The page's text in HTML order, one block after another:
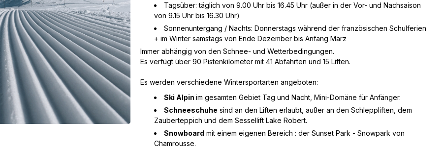
Tagsüber: täglich von 9.00 Uhr bis 16.45 Uhr (außer in der Vor- und Nachsaison
von 9.15 Uhr bis 16.30 Uhr)
Sonnenuntergang / Nachts: Donnerstags während der französischen Schulferien
+ im Winter samstags von Ende Dezember bis Anfang März
Immer abhängig von den Schnee- und Wetterbedingungen.
Es verfügt über 90 Pistenkilometer mit 41 Abfahrten und 15 Liften.
Es werden verschiedene Wintersportarten angeboten:
Ski Alpin im gesamten Gebiet Tag und Nacht, Mini-Domäne für Anfänger.
Schneeschuhe sind an den Liften erlaubt, außer an den Schleppliften, dem
Zauberteppich und dem Sessellift Lake Robert.
Snowboard mit einem eigenen Bereich : der Sunset Park - Snowpark von
Chamrousse.